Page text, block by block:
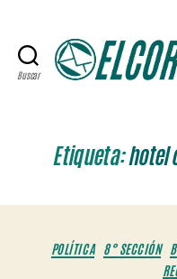
Buscar
Etiqueta:hotel
POLÍTICA 8° SECCIÓN